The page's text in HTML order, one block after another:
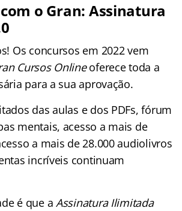
o Gran: Assinatura
Os concursos em 2022 vem
Cursos Onlineoferece toda a
para a sua aprovação.
das aulas e dos PDFs, fórum
mentais, acesso a mais de
a mais de 28.000 audiolivros
incríveis continuam
é que a Assinatura Ilimitada